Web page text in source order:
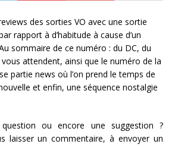
des sorties VO avec une sortie
rapport à d’habitude à cause d’un
sommaire de ce numéro : du DC, du
attendent, ainsi que le numéro de la
partie news où l’on prend le temps de
et enfin, une séquence nostalgie
ou encore une suggestion ?
laisser un commentaire, à envoyer un